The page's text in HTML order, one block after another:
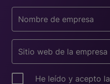
He leído y acepto la